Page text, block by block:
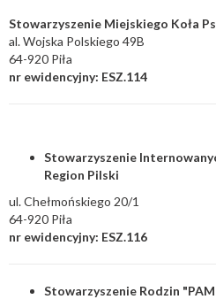
Stowarzyszenie Miejskiego Koła
al. Wojska Polskiego 49B
64-920 Piła
nr ewidencyjny: ESZ.114
Stowarzyszenie
Region Pilski
ul. Chełmońskiego 20/1
64-920 Piła
nr ewidencyjny: ESZ.116
Stowarzyszenie Rodzin